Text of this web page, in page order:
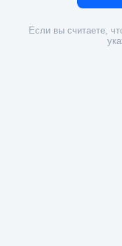
Если вы считаете,